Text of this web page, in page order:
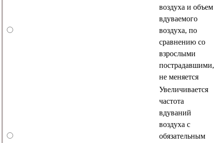
воздуха и объем
вдуваемого
воздуха, по
сравнению со
взрослыми
пострадавшими,
не меняется
Увеличивается
частота
вдуваний
воздуха с
обязательным